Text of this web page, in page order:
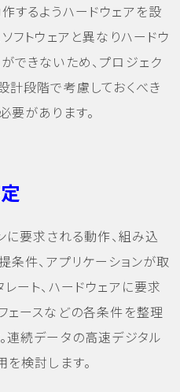
するようハードウェアを設
フトウェアと異なりハードウ
できないため、プロジェク
計段階で考慮しておくべき
要があります。
に要求される動作、組み込
条件、アプリケーションが取
ート、ハードウェアに要求
ェースなどの各条件を整理
連続データの高速デジタル
検討します。